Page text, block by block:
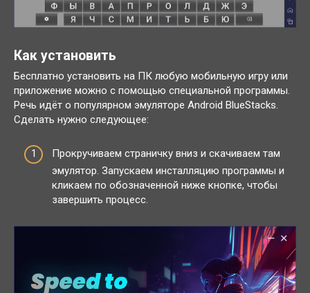
Как установить
Бесплатно установить на ПК любую мобильную игру или
приложение можно с помощью специальной программы.
Речь идёт о популярном эмуляторе Android BlueStacks.
Сделать нужно следующее:
Прокручиваем страничку вниз и скачиваем там
эмулятор. Запускаем инсталляцию программы и
кликаем по обозначенной ниже кнопке, чтобы
завершить процесс.